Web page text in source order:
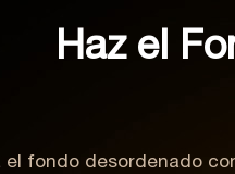
Haz el
el fondo desordenado